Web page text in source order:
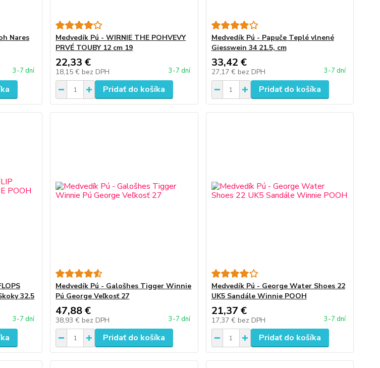
Nares
3-7 dní
Medvedík Pú - WIRNIE THE POHVEVY
PRVÉ TOUBY 12 cm 19
22,33 €
18,15 € bez DPH 3-7 dní
Pridať do košíka
Medvedík Pú - Papuče Teplé vlnené
Giesswein 34 21.5, cm
33,42 €
27,17 € bez DPH 3-7 dní
Pridať do košíka
32.5
3-7 dní
Medvedík Pú - Galošhes Tigger Winnie
Pú George Veľkosť 27
47,88 €
38,93 € bez DPH 3-7 dní
Pridať do košíka
Medvedík Pú - George Water Shoes 22
UK5 Sandále Winnie POOH
21,37 €
17,37 € bez DPH 3-7 dní
Pridať do košíka